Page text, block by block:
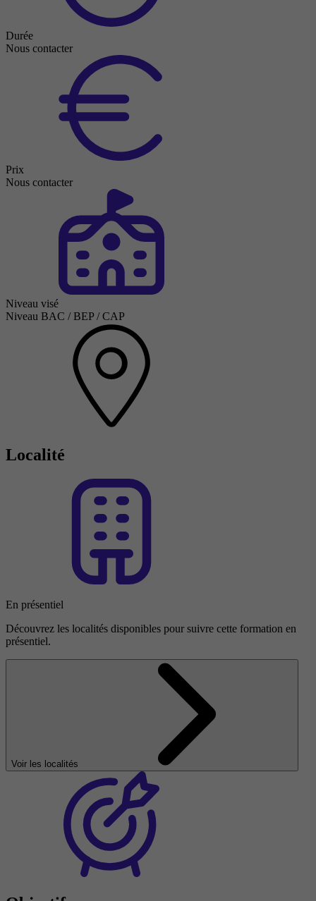
Durée
Nous contacter
Prix
Nous contacter
Niveau visé
Niveau BAC / BEP / CAP
Localité
En présentiel
Découvrez les localités disponibles pour suivre cette formation en
présentiel.
Voir les localités